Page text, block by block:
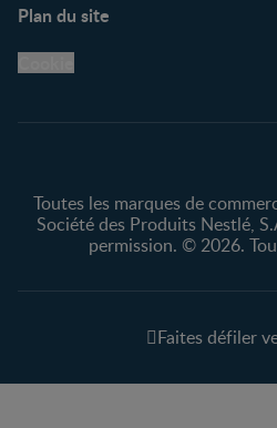
Centre de soutien
Avis légaux
Protection des
Plan du site
Toutes les marques de
Société des Produits Nestlé,
permission. © 2026.
Faites défiler